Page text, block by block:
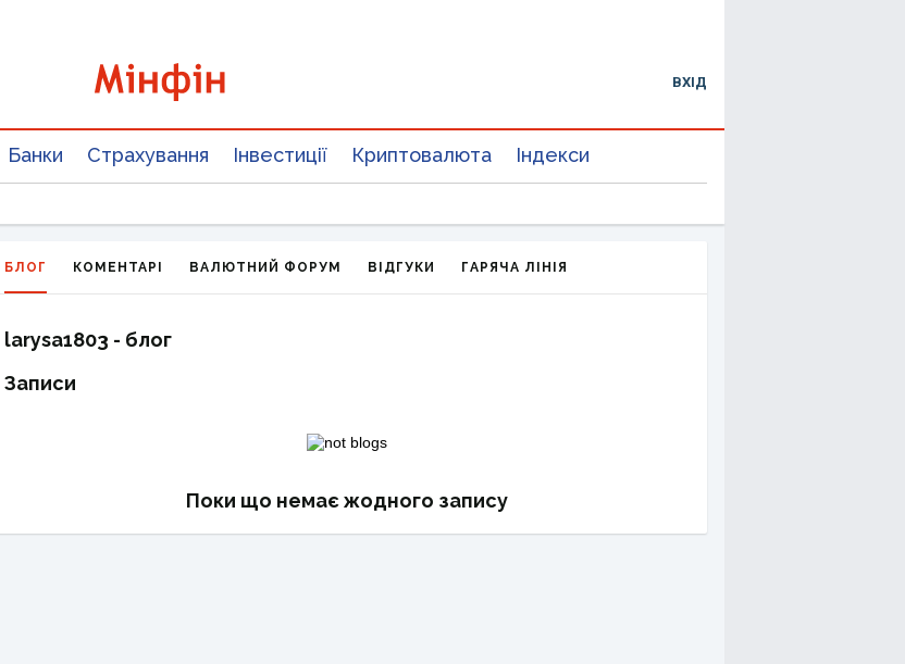
ВХІД
Банки Страхування Інвестиції Криптовалюта Індекси
БЛОГ КОМЕНТАРІ ВАЛЮТНИЙ ФОРУМ ВІДГУКИ ГАРЯЧА ЛІНІЯ
larysa1803 - блог
Записи
Поки що немає жодного запису